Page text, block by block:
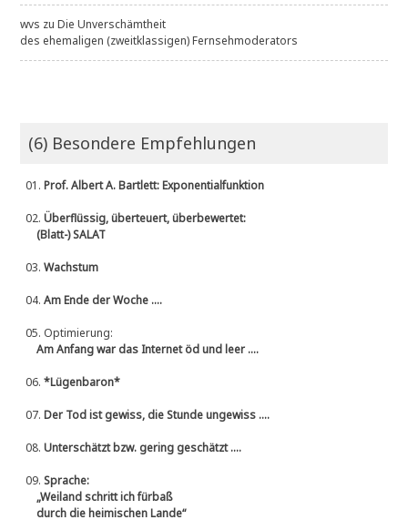
wvs zuDie Unverschämtheit
des ehemaligen (zweitklassigen) Fernsehmoderators
(6) Besondere Empfehlungen
01.Prof. Albert A. Bartlett: Exponentialfunktion
02.Überflüssig, überteuert, überbewertet:
(Blatt-) SALAT
03.Wachstum
04.Am Ende der Woche ....
05. Optimierung:
Am Anfang war das Internet öd und leer ....
06.*Lügenbaron*
07.Der Tod ist gewiss, die Stunde ungewiss ....
08.Unterschätzt bzw. gering geschätzt ....
09.Sprache:
„Weiland schritt ich fürbaß
durch die heimischen Lande“